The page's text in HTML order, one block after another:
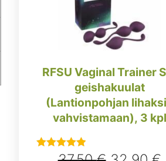
RFSU Vaginal Trainer
geishakuulat
(Lantionpohjan
vahvistamaan), 3 kpl
Arvostelu